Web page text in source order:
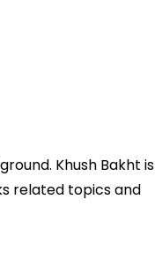
Khush Bakht is
related topics and